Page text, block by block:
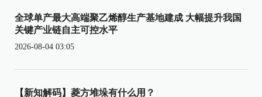
全球单产最大高端聚乙烯醇生产基地建成 大幅提升我国
关键产业链自主可控水平
2026-08-04 03:05
【新知解码】菱方堆垛有什么用？